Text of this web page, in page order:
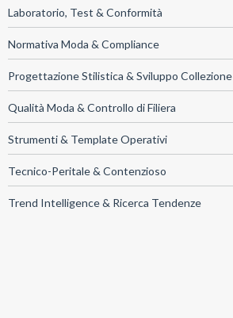
Laboratorio, Test & Conformità
Normativa Moda & Compliance
Progettazione Stilistica & Sviluppo Collezione
Qualità Moda & Controllo di Filiera
Strumenti & Template Operativi
Tecnico-Peritale & Contenzioso
Trend Intelligence & Ricerca Tendenze